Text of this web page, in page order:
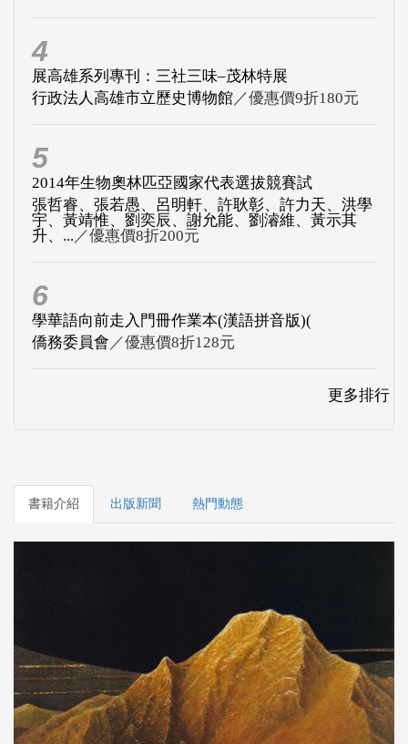
4
展高雄系列專刊：三社三味–茂林特展
行政法人高雄市立歷史博物館／優惠價9折180元
5
2014年生物奧林匹亞國家代表選拔競賽試
張哲睿、張若愚、呂明軒、許耿彰、許力天、洪學
宇、黃靖惟、劉奕辰、謝允能、劉濬維、黃示其
升、... ／優惠價8折200元
6
學華語向前走入門冊作業本(漢語拼音版)(
僑務委員會 ／優惠價8折128元
更多排行
書籍介紹 出版新聞 熱門動態